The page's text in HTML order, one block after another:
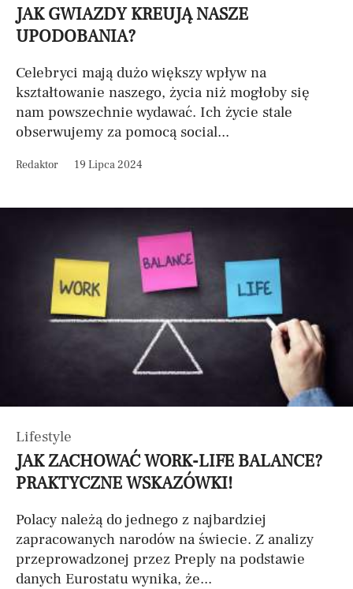
JAK GWIAZDY KREUJĄ NASZE
UPODOBANIA?
Celebryci mają dużo większy wpływ na
kształtowanie naszego, życia niż mogłoby się
nam powszechnie wydawać. Ich życie stale
obserwujemy za pomocą social...
Redaktor 19 Lipca 2024
Lifestyle
JAK ZACHOWAĆ WORK-LIFE BALANCE?
PRAKTYCZNE WSKAZÓWKI!
Polacy należą do jednego z najbardziej
zapracowanych narodów na świecie. Z analizy
przeprowadzonej przez Preply na podstawie
danych Eurostatu wynika, że...